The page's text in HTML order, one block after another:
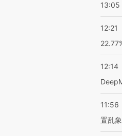
13:05
12:21
12:14
11:56
置乱